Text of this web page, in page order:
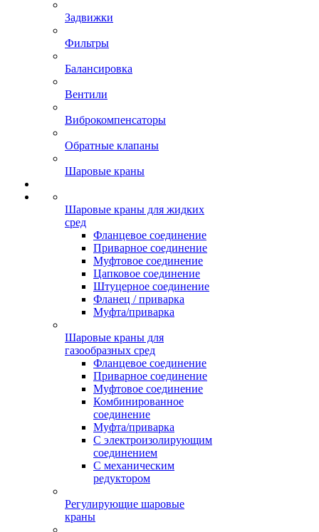
Задвижки
Фильтры
Балансировка
Вентили
Виброкомпенсаторы
Обратные клапаны
Шаровые краны
Шаровые краны для жидких
сред
Фланцевое соединение
Приварное соединение
Муфтовое соединение
Цапковое соединение
Штуцерное соединение
Фланец / приварка
Муфта/приварка
Шаровые краны для
газообразных сред
Фланцевое соединение
Приварное соединение
Муфтовое соединение
Комбинированное
соединение
Муфта/приварка
С электроизолирующим
соединением
С механическим
редуктором
Регулирующие шаровые
краны